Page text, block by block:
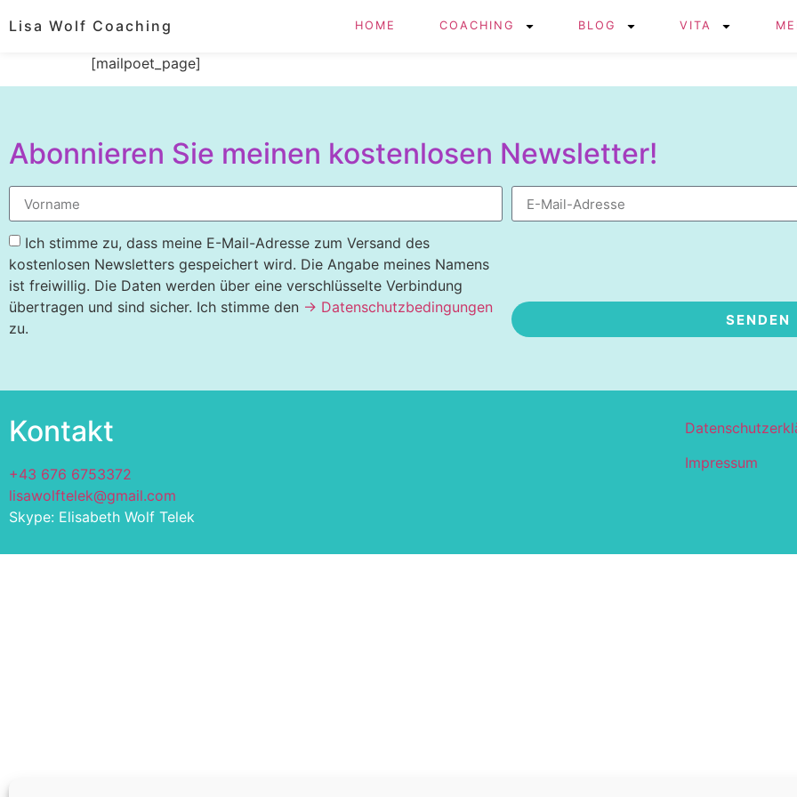
Lisa Wolf Coaching HOME COACHING BLOG VITA
[mailpoet_page]
Abonnieren Sie meinen kostenlosen Newsletter!
Ich stimme zu, dass meine E-Mail-Adresse zum Versand des
kostenlosen Newsletters gespeichert wird. Die Angabe meines Namens
ist freiwillig. Die Daten werden über eine verschlüsselte Verbindung
übertragen und sind sicher. Ich stimme den → Datenschutzbedingungen
zu.
SENDEN
Kontakt
+43 676 6753372
lisawolftelek@gmail.com
Skype: Elisabeth Wolf Telek
Impressum